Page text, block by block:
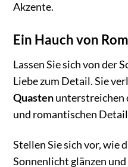
Akzente.
Ein Hauch von
Lassen Sie sich von der
Liebe zum Detail. Sie
Quastenunterstreichen
und romantischen
Stellen Sie sich vor, wie
Sonnenlicht glänzen